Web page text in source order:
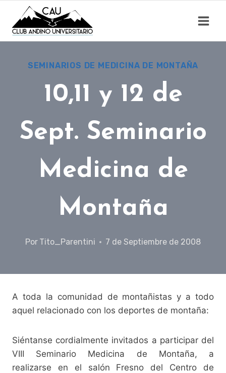
contenido
SEMINARIOS DE MEDICINA DE MONTAÑA
10,11 y 12 de
Sept. Seminario
Medicina de
Montaña
Por Tito_Parentini 7 de Septiembre de 2008
A toda la comunidad de montañistas y a todo
aquel relacionado con los deportes de montaña:
Siéntanse cordialmente invitados a participar del
VIII Seminario Medicina de Montaña, a
realizarse en el salón Fresno del Centro de